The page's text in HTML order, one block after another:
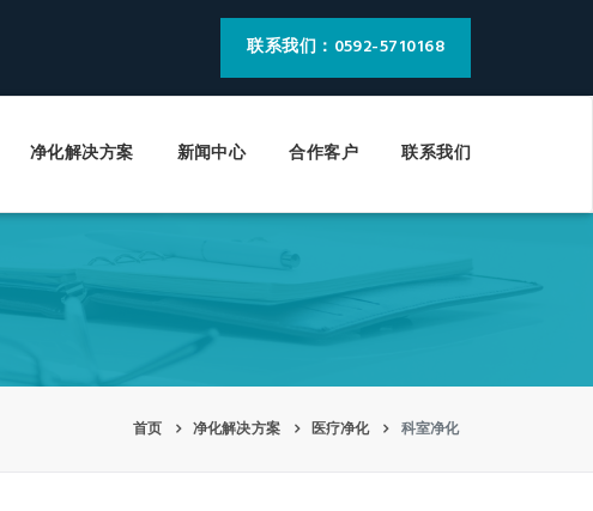
联系我们：0592-5710168
净化解决方案
新闻中心
合作客户
联系我们
首页 净化解决方案 医疗净化 科室净化